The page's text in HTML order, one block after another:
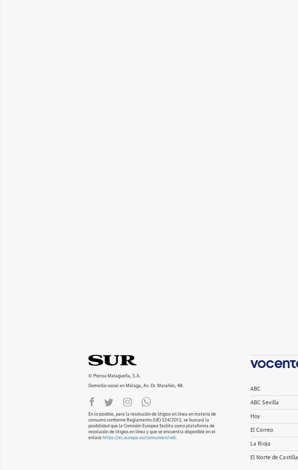
© Prensa Malagueña, S.A.
Domicilio social en Málaga, Av. Dr. Marañón, 48.
En lo posible, para la resolución de litigios en línea en materia de
consumo conforme Reglamento (UE) 524/2013, se buscará la
posibilidad que la Comisión Europea facilita como plataforma de
resolución de litigios en línea y que se encuentra disponible en el
enlace https://ec.europa.eu/consumers/odr.
ABC
ABC Sevilla
Hoy
El Correo
La Rioja
El Norte de Castilla